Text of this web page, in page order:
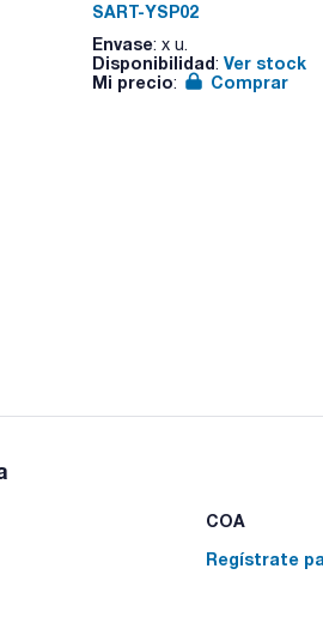
SART-YSP02
Envase: x u.
Disponibilidad: Ver stock
Mi precio: Comprar
COA
Regístrate